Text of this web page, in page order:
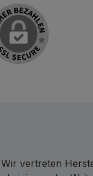
vertreten